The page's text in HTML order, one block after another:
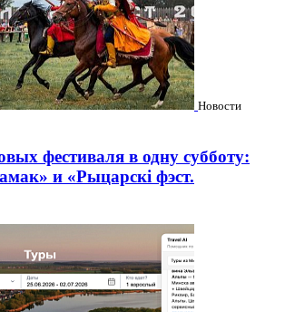
Новости
фестиваля в одну субботу:
и «Рыцарскі фэст.